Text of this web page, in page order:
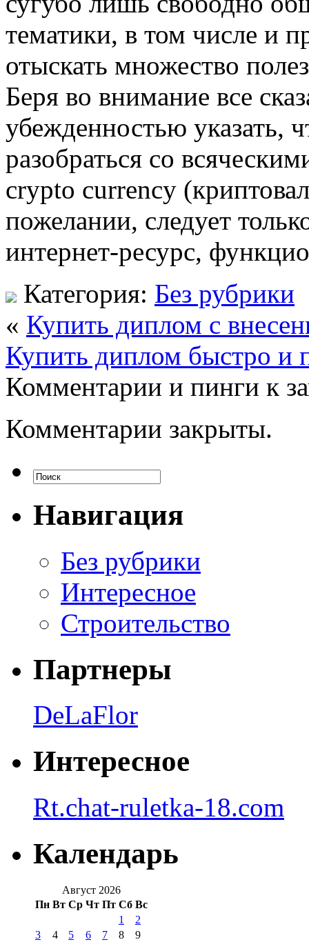
тематики, в том числе и
отыскать множество
Беря во внимание все
убежденностью указать,
разобраться со
crypto currency
пожелании, следует
интернет-ресурс,
Категория: Без рубрики
« Купить диплом с
Купить диплом быстро и
Комментарии и пинги к
Комментарии закрыты.
Навигация
Без рубрики
Интересное
Строительство
Партнеры
DeLaFlor
Интересное
Rt.chat-ruletka-18.com
Календарь
Август 2026
Пн Вт Ср Чт Пт Сб Вс
1
2
3
4 5 6 7 8
9